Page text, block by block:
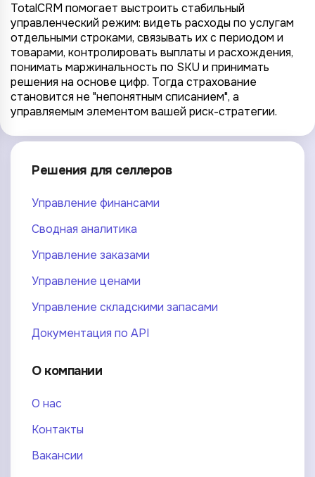
TotalCRM помогает выстроить стабильный
управленческий режим: видеть расходы по услугам
отдельными строками, связывать их с периодом и
товарами, контролировать выплаты и расхождения,
понимать маржинальность по SKU и принимать
решения на основе цифр. Тогда страхование
становится не "непонятным списанием", а
управляемым элементом вашей риск-стратегии.
Решения для селлеров
Управление финансами
Сводная аналитика
Управление заказами
Управление ценами
Управление складскими запасами
Документация по API
О компании
О нас
Контакты
Вакансии